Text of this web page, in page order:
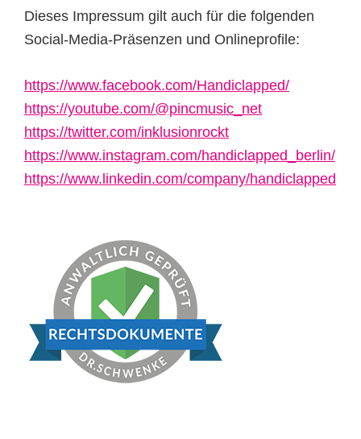
Dieses Impressum gilt auch für die folgenden
Social-Media-Präsenzen und Onlineprofile:
https://www.facebook.com/Handiclapped/
https://youtube.com/@pincmusic_net
https://twitter.com/inklusionrockt
https://www.instagram.com/handiclapped_berlin/
https://www.linkedin.com/company/handiclapped